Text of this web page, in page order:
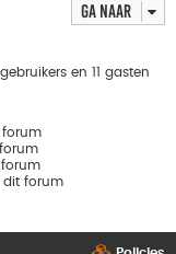
Ga naar
en 11 gasten
forum
dit forum